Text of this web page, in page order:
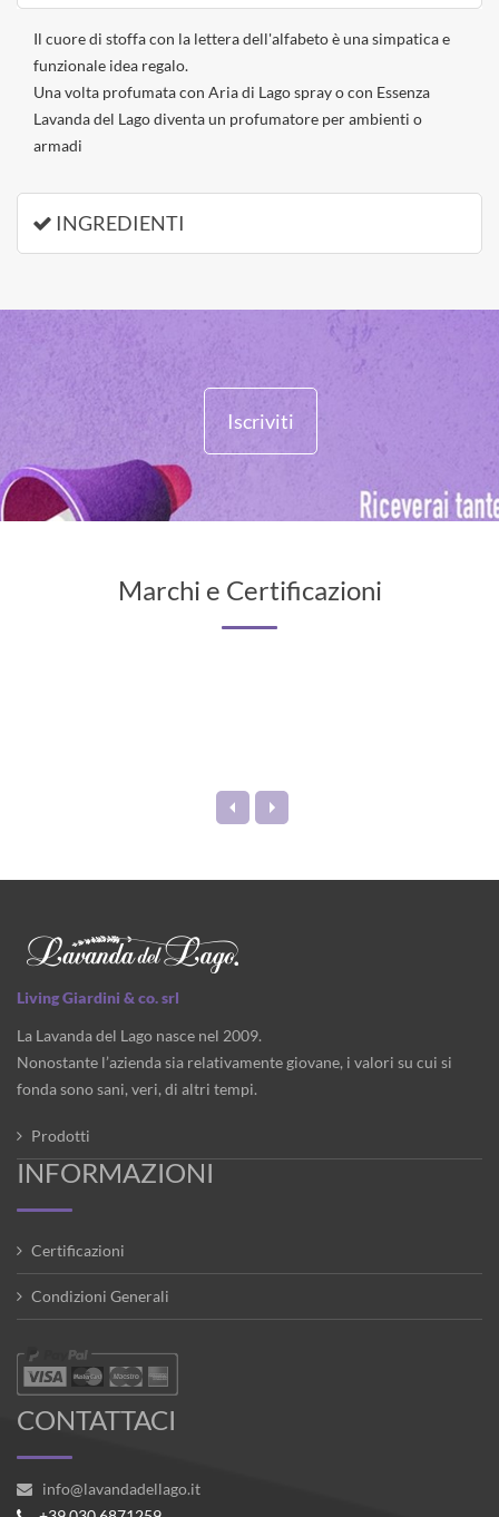
Il cuore di stoffa con la lettera dell'alfabeto è una simpatica e
funzionale idea regalo.
Una volta profumata con Aria di Lago spray o con Essenza
Lavanda del Lago diventa un profumatore per ambienti o
armadi
INGREDIENTI
Iscriviti
Marchi e Certificazioni
Living Giardini & co. srl
La Lavanda del Lago nasce nel 2009.
Nonostante l’azienda sia relativamente giovane, i valori su cui si
fonda sono sani, veri, di altri tempi.
Prodotti
INFORMAZIONI
Certificazioni
Condizioni Generali
CONTATTACI
info@lavandadellago.it